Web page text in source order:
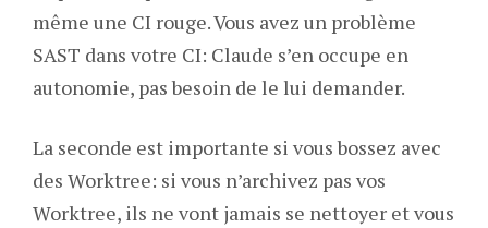
même une CI rouge. Vous avez un problème
SAST dans votre CI: Claude s’en occupe en
autonomie, pas besoin de le lui demander.
La seconde est importante si vous bossez avec
des Worktree: si vous n’archivez pas vos
Worktree, ils ne vont jamais se nettoyer et vous